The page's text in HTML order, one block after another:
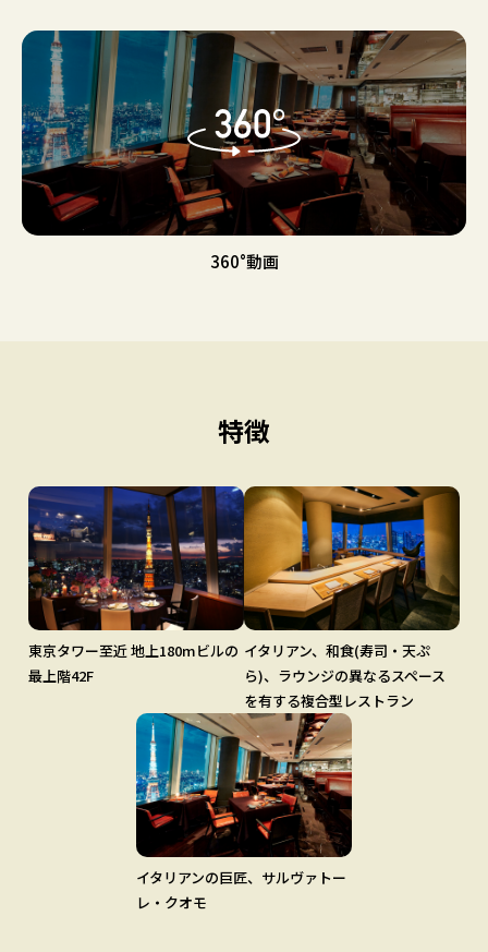
360°動画
特徴
東京タワー至近 地上180mビルの
最上階42F
イタリアン、和食(寿司・天ぷ
ら)、ラウンジの異なるスペース
を有する複合型レストラン
イタリアンの巨匠、サルヴァトー
レ・クオモ